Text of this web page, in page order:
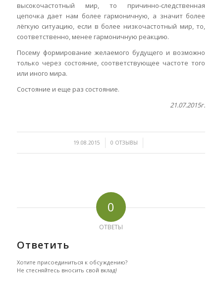
высокочастотный мир, то причинно-следственная
цепочка дает нам более гармоничную, а значит более
лёгкую ситуацию, если в более низкочастотный мир, то,
соответственно, менее гармоничную реакцию.
Посему формирование желаемого будущего и возможно
только через состояние, соответствующее частоте того
или иного мира.
Состояние и еще раз состояние.
21.07.2015г.
19.08.2015
/ 0 ОТЗЫВЫ
/
0
ОТВЕТЫ
Ответить
Хотите присоединиться к обсуждению?
Не стесняйтесь вносить свой вклад!